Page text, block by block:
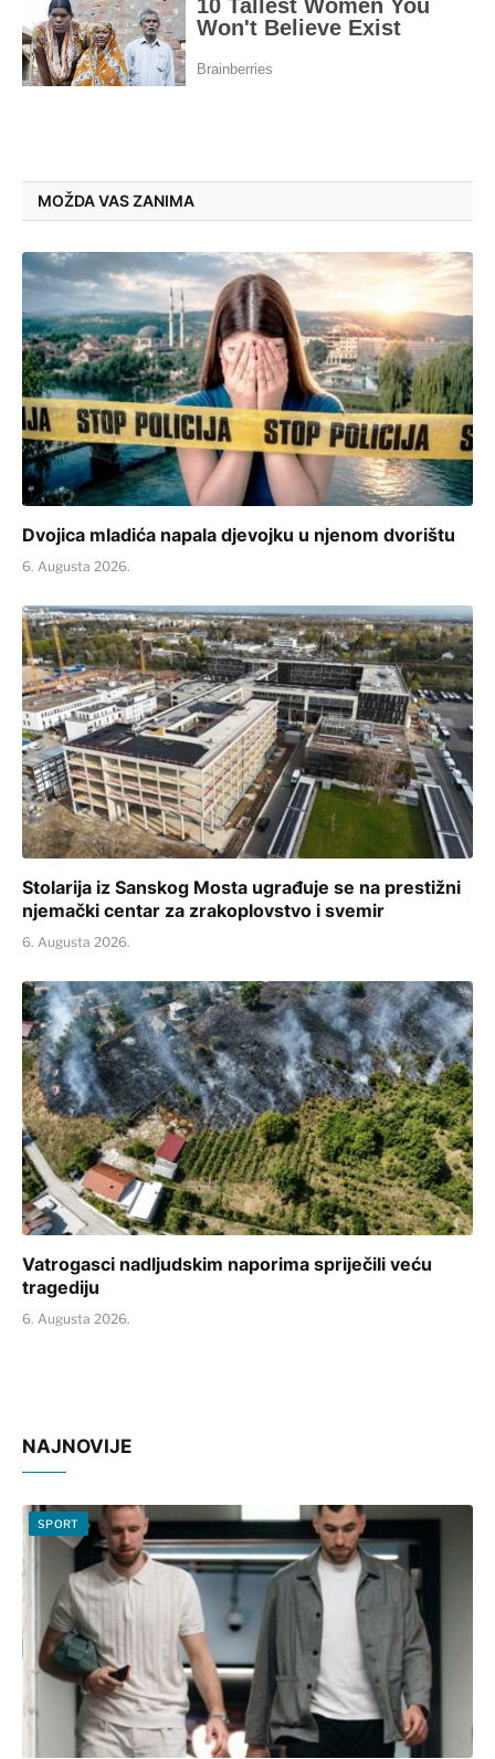
MOŽDA VAS ZANIMA
Dvojica mladića napala djevojku u njenom dvorištu
6. Augusta 2026.
Stolarija iz Sanskog Mosta ugrađuje se na prestižni
njemački centar za zrakoplovstvo i svemir
6. Augusta 2026.
Vatrogasci nadljudskim naporima spriječili veću
tragediju
6. Augusta 2026.
NAJNOVIJE
SPORT